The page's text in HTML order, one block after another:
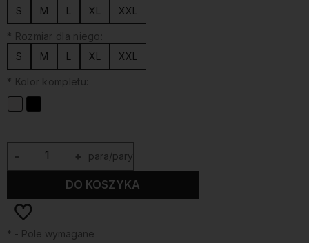
S
M L XL XXL
* Rozmiar dla niego:
S
M L XL XXL
* Kolor kompletu:
+
- para/pary
DO KOSZYKA
* - Pole wymagane